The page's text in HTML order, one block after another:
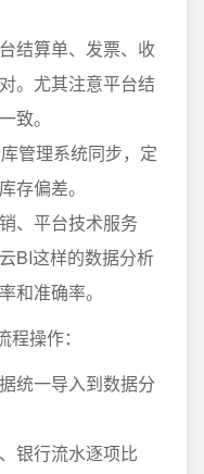
结算单、发票、收
。尤其注意平台结
致。
管理系统同步，定
存偏差。
、平台技术服务
BI这样的数据分析
和准确率。
操作：
统一导入到数据分
银行流水逐项比